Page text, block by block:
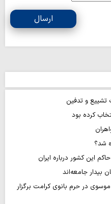
ارسال
تشییع و تدفین
کرده بود
این کشور درباره ایران
بیدار جامعه‌اند
در حرم بانوی کرامت برگزار